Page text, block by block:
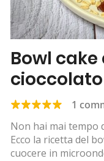
Bowl cake
cioccolato
1
Non hai mai tempo
Ecco la ricetta del
cuocere in